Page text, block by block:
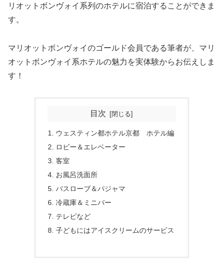
リオットボンヴォイ系列のホテルに宿泊することができま
す。
マリオットボンヴォイのゴールド会員である筆者が、マリ
オットボンヴォイ系ホテルの魅力を実体験からお伝えしま
す！
目次
ウェスティン都ホテル京都 ホテル編
ロビー＆エレベーター
客室
お風呂洗面所
バスローブ＆パジャマ
冷蔵庫＆ミニバー
テレビなど
子どもにはアイスクリームのサービス